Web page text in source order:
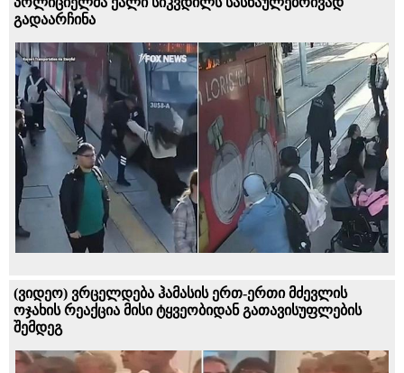
გადაარჩინა
(ვიდეო) ვრცელდება ჰამასის ერთ-ერთი მძევლის
ოჯახის რეაქცია მისი ტყვეობიდან გათავისუფლების
შემდეგ